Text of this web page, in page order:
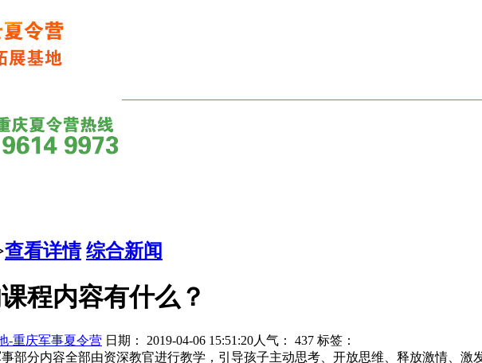
查看详情 综合新闻
程内容有什么？
-重庆军事夏令营 日期： 2019-04-06 15:51:20人气： 437 标签：
部分内容全部由资深教官进行教学，引导孩子主动思考、开放思维、释放激情、